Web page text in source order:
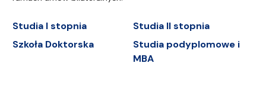
Studia I stopnia
Studia II stopnia
Szkoła Doktorska
Studia podyplomowe i
MBA